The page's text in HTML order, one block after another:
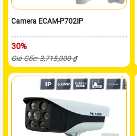
Camera ECAM-P702IP
30%
Giá Gốc: 3,715,000 ₫